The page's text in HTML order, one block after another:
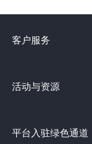
客户服务
活动与资源
平台入驻绿色通道